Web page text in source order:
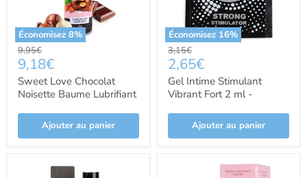
Économisez 8%
Prix
d'origine
9,95€
Prix
actuel
9,18€
Sweet Love Chocolat
Noisette Baume Lubrifiant
Cosmetic - Secret Play
Ajouter au panier
Économisez 16%
Prix
d'origine
3,15€
Prix
actuel
2,65€
Gel Intime Stimulant
Vibrant Fort 2 ml -
Secret Play
Ajouter au panier